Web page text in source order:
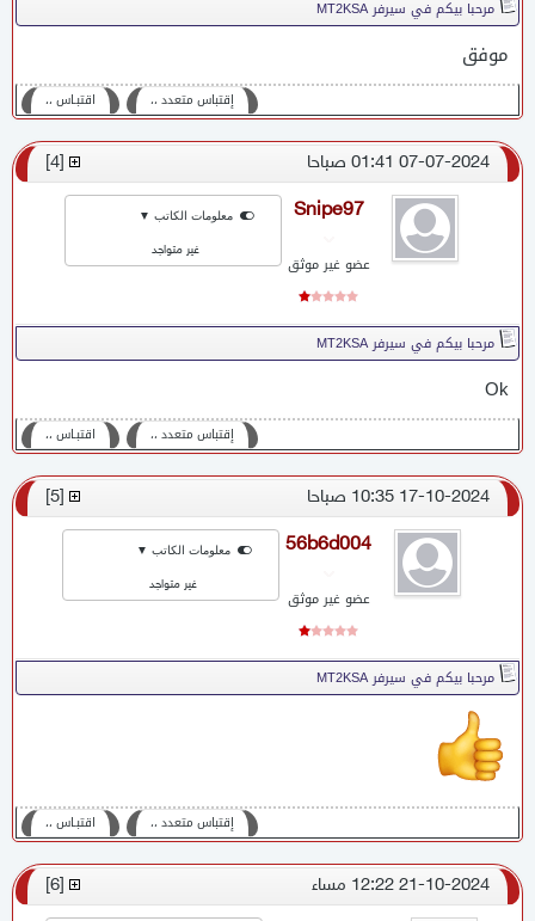
مرحبا بيكم في سيرفر MT2KSA
موفق
اقتبـاس ،، إقتباس متعدد ،،
07-07-2024 01:41 صباحا [
4
Snipe97
عضو غير موثق
معلومات الكاتب ▼
غير متواجد
مرحبا بيكم في سيرفر MT2KSA
Ok
اقتبـاس ،، إقتباس متعدد ،،
17-10-2024 10:35 صباحا [
5
56b6d004
عضو غير موثق
معلومات الكاتب ▼
غير متواجد
مرحبا بيكم في سيرفر MT2KSA
اقتبـاس ،، إقتباس متعدد ،،
21-10-2024 12:22 مساء [
6